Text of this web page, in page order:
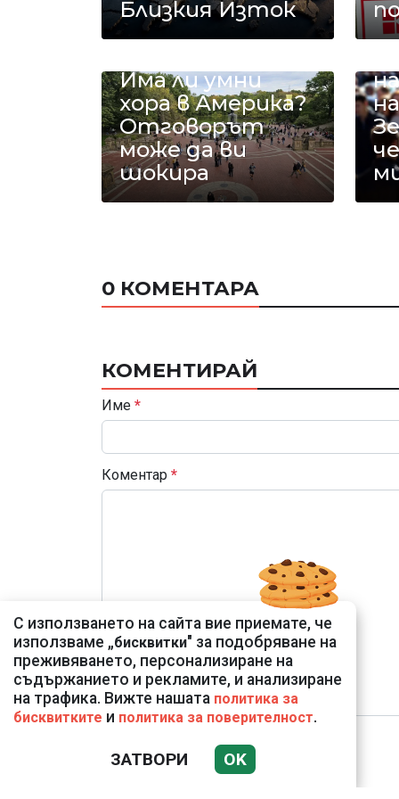
Близкия Изток
Има ли умни
хора в Америка?
Отговорът
може да ви
шокира
0 КОМЕНТАРА
КОМЕНТИРАЙ
Име *
Коментар *
С използването на сайта вие приемате, че
използваме „бисквитки" за подобряване на
преживяването, персонализиране на
съдържанието и рекламите, и анализиране
на трафика. Вижте нашата политика за
бисквитките и политика за поверителност.
ЗАТВОРИ OK